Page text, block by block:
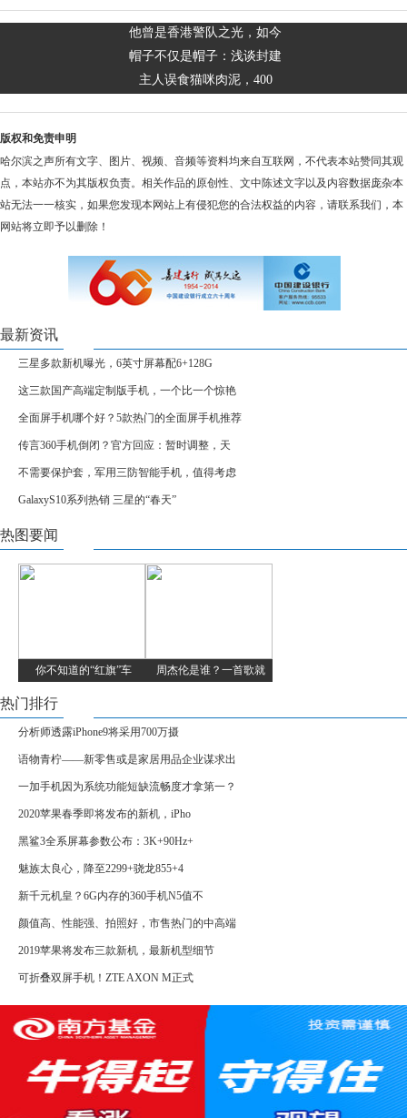
他曾是香港警队之光，如今
帽子不仅是帽子：浅谈封建
主人误食猫咪肉泥，400
版权和免责申明
哈尔滨之声所有文字、图片、视频、音频等资料均来自互联网，不代表本站赞同其观
点，本站亦不为其版权负责。相关作品的原创性、文中陈述文字以及内容数据庞杂本
站无法一一核实，如果您发现本网站上有侵犯您的合法权益的内容，请联系我们，本
网站将立即予以删除！
最新资讯
三星多款新机曝光，6英寸屏幕配6+128G
这三款国产高端定制版手机，一个比一个惊艳
全面屏手机哪个好？5款热门的全面屏手机推荐
传言360手机倒闭？官方回应：暂时调整，天
不需要保护套，军用三防智能手机，值得考虑
GalaxyS10系列热销 三星的“春天”
热图要闻
你不知道的“红旗”车 周杰伦是谁？一首歌就
热门排行
分析师透露iPhone9将采用700万摄
语物青柠——新零售或是家居用品企业谋求出
一加手机因为系统功能短缺流畅度才拿第一？
2020苹果春季即将发布的新机，iPho
黑鲨3全系屏幕参数公布：3K+90Hz+
魅族太良心，降至2299+骁龙855+4
新千元机皇？6G内存的360手机N5值不
颜值高、性能强、拍照好，市售热门的中高端
2019苹果将发布三款新机，最新机型细节
可折叠双屏手机！ZTE AXON M正式